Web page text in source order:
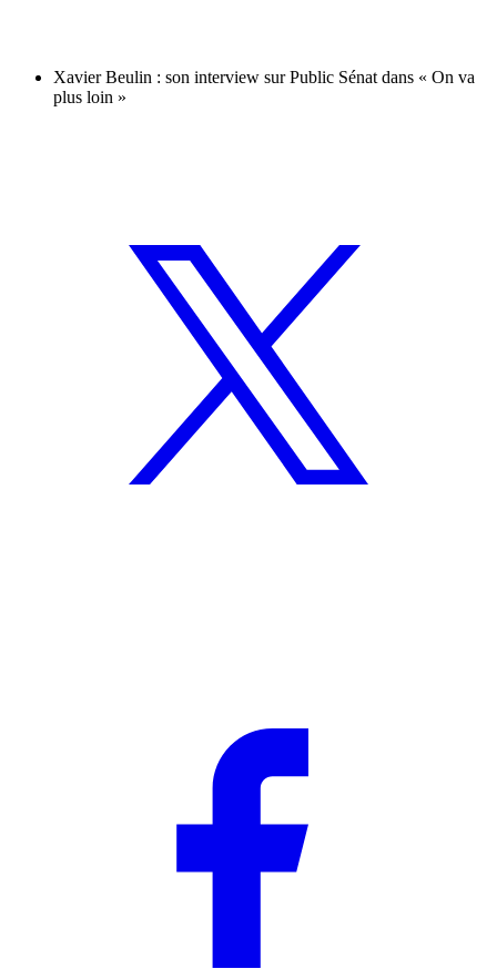
Xavier Beulin : son interview sur Public Sénat dans « On va
plus loin »